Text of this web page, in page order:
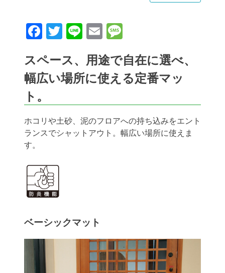
Facebook
Twitter
LineEmail
スペース、用途で自在に選べ、
幅広い場所に使える定番マッ
ト。
ホコリや土砂、泥のフロアへの持ち込みをエント
ランスでシャットアウト。幅広い場所に使えま
す。
ベーシックマット